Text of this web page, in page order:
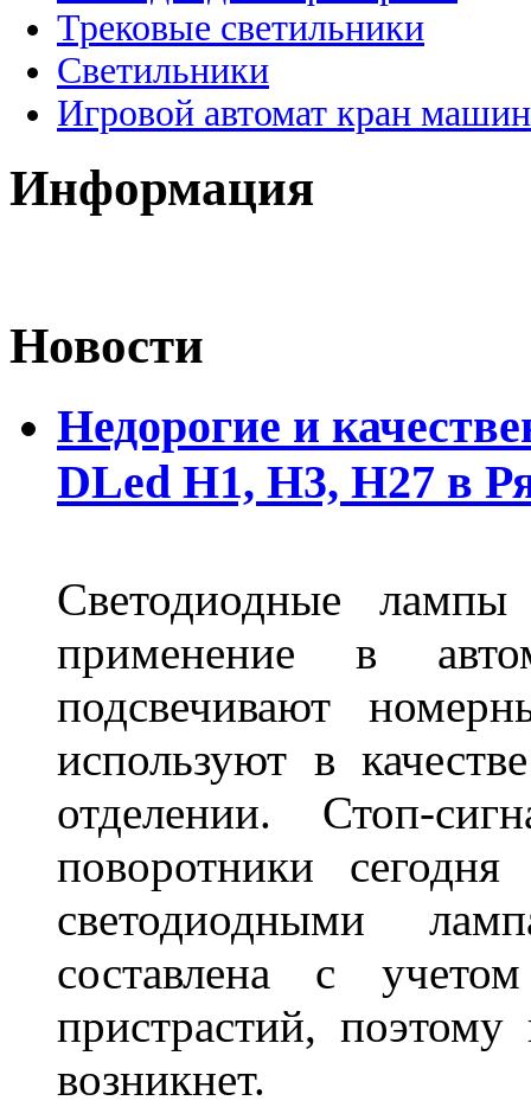
Трековые светильники
Светильники
Игровой автомат кран
Информация
Новости
Недорогие и
DLed Н1, Н3, Н27 в
Светодиодные
применение в
подсвечивают
используют в
отделении. Стоп-
поворотники
светодиодными
составлена с
пристрастий,
возникнет.